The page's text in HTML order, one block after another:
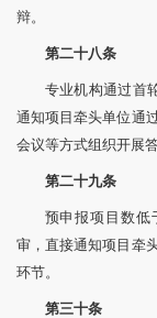
辩。
第二十八条
专业机构通过首
通知项目牵头单位通
会议等方式组织开展答
第二十九条
预申报项目数低
审，直接通知项目牵
环节。
第三十条